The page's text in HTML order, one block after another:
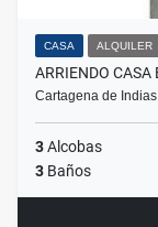
CASA ALQUILER
ARRIENDO CASA
Cartagena de
3Alcobas
3 Baños